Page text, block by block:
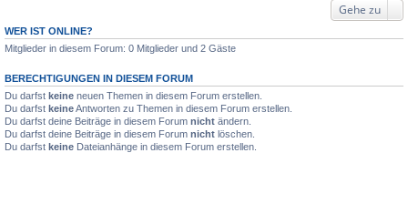
Gehe zu
WER IST ONLINE?
Mitglieder in diesem Forum: 0 Mitglieder und 2 Gäste
BERECHTIGUNGEN IN DIESEM FORUM
Du darfst keine neuen Themen in diesem Forum erstellen.
Du darfst keineAntworten zu Themen in diesem Forum erstellen.
Du darfst deine Beiträge in diesem Forum nicht ändern.
Du darfst deine Beiträge in diesem Forum nicht löschen.
Du darfst keine Dateianhänge in diesem Forum erstellen.